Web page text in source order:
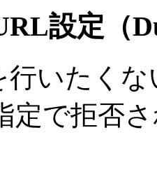
設定（
いたく
定で拒否